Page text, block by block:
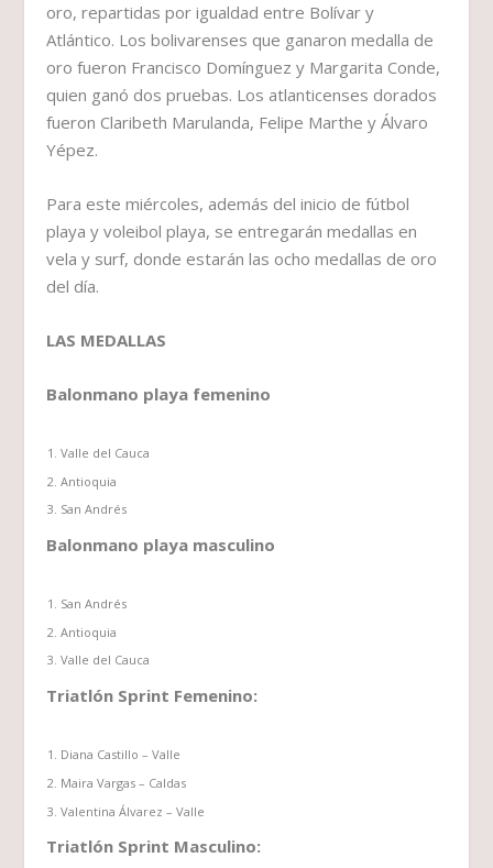
oro, repartidas por igualdad entre Bolívar y
Atlántico. Los bolivarenses que ganaron medalla de
oro fueron Francisco Domínguez y Margarita Conde,
quien ganó dos pruebas. Los atlanticenses dorados
fueron Claribeth Marulanda, Felipe Marthe y Álvaro
Yépez.
Para este miércoles, además del inicio de fútbol
playa y voleibol playa, se entregarán medallas en
vela y surf, donde estarán las ocho medallas de oro
del día.
LAS MEDALLAS
Balonmano playa femenino
Valle del Cauca
Antioquia
San Andrés
Balonmano playa masculino
San Andrés
Antioquia
Valle del Cauca
Triatlón Sprint Femenino:
Diana Castillo – Valle
Maira Vargas – Caldas
Valentina Álvarez – Valle
Triatlón Sprint Masculino: